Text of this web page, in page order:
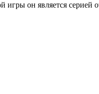
игры он является